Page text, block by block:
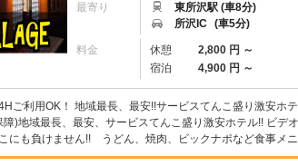
最寄り
東所沢駅 (車8分)
所沢IC (車5分)
料金 休憩 2,800 円 ～
宿泊
4,900 円 ～
ご利用OK！ 地域最長、最安!!サービスてんこ盛り激安ホ
)地域最長、最安、サービスてんこ盛り激安ホテル!! ビデ
にも負けません!! うどん、焼肉、ビックナポなど食事メ